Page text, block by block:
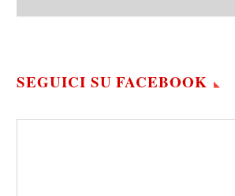
SEGUICI SU FACEBOOK